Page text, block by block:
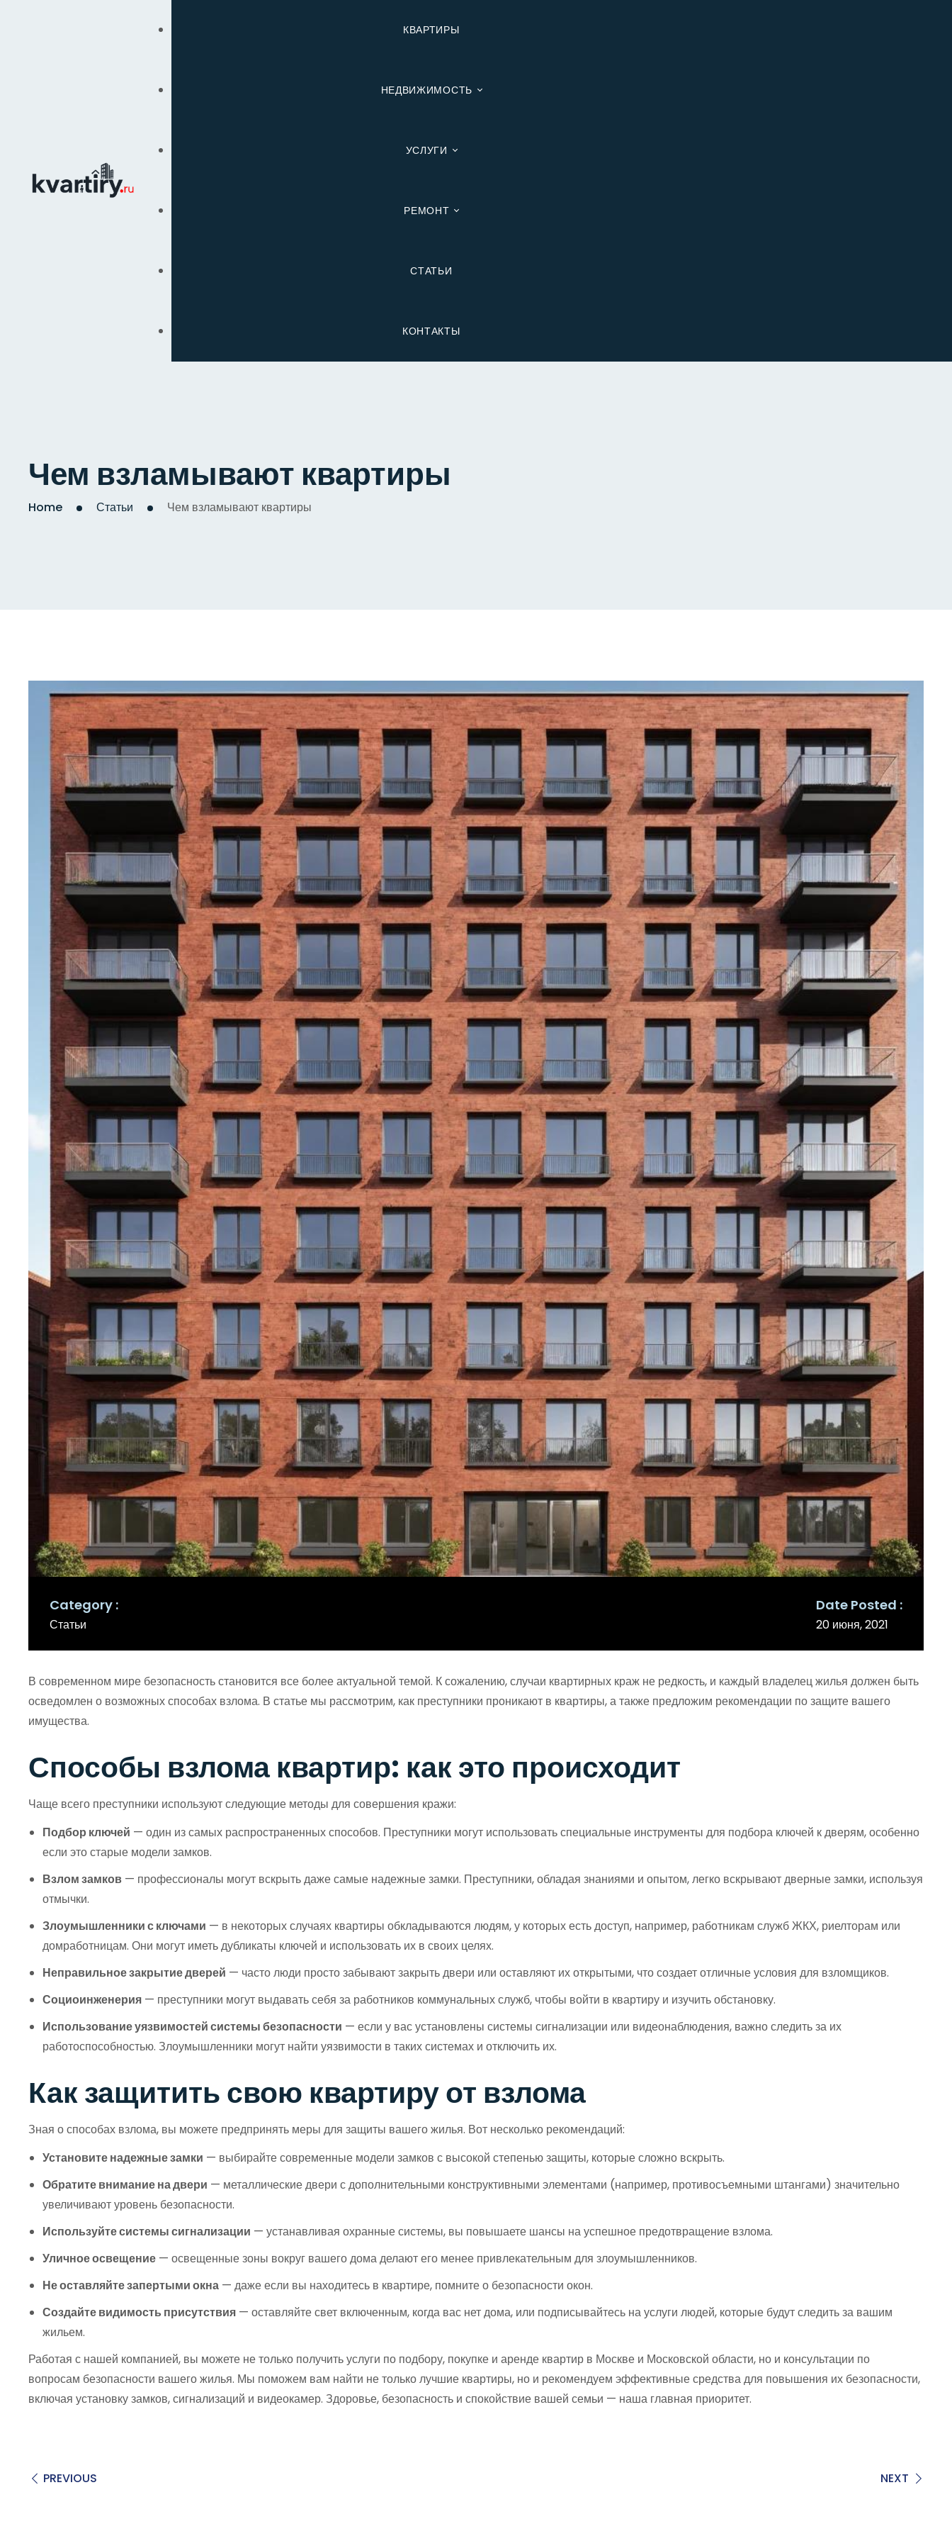
КВАРТИРЫ
НЕДВИЖИМОСТЬ
УСЛУГИ
РЕМОНТ
СТАТЬИ
КОНТАКТЫ
Чем взламывают квартиры
Home Статьи Чем взламывают квартиры
Category
Статьи
Date Posted
20 июня, 2021
В современном мире безопасность становится все более актуальной темой. К сожалению, случаи квартирных краж не редкость, и каждый владелец жилья должен быть
осведомлен о возможных способах взлома. В статье мы рассмотрим, как преступники проникают в квартиры, а также предложим рекомендации по защите вашего
имущества.
Способы взлома квартир: как это происходит
Чаще всего преступники используют следующие методы для совершения кражи:
Подбор ключей — один из самых распространенных способов. Преступники могут использовать специальные инструменты для подбора ключей к дверям, особенно
если это старые модели замков.
Взлом замков — профессионалы могут вскрыть даже самые надежные замки. Преступники, обладая знаниями и опытом, легко вскрывают дверные замки, используя
отмычки.
Злоумышленники с ключами — в некоторых случаях квартиры обкладываются людям, у которых есть доступ, например, работникам служб ЖКХ, риелторам или
домработницам. Они могут иметь дубликаты ключей и использовать их в своих целях.
Неправильное закрытие дверей — часто люди просто забывают закрыть двери или оставляют их открытыми, что создает отличные условия для взломщиков.
Социоинженерия — преступники могут выдавать себя за работников коммунальных служб, чтобы войти в квартиру и изучить обстановку.
Использование уязвимостей системы безопасности — если у вас установлены системы сигнализации или видеонаблюдения, важно следить за их
работоспособностью. Злоумышленники могут найти уязвимости в таких системах и отключить их.
Как защитить свою квартиру от взлома
Зная о способах взлома, вы можете предпринять меры для защиты вашего жилья. Вот несколько рекомендаций:
Установите надежные замки — выбирайте современные модели замков с высокой степенью защиты, которые сложно вскрыть.
Обратите внимание на двери — металлические двери с дополнительными конструктивными элементами (например, противосъемными штангами) значительно
увеличивают уровень безопасности.
Используйте системы сигнализации — устанавливая охранные системы, вы повышаете шансы на успешное предотвращение взлома.
Уличное освещение — освещенные зоны вокруг вашего дома делают его менее привлекательным для злоумышленников.
Не оставляйте запертыми окна — даже если вы находитесь в квартире, помните о безопасности окон.
Создайте видимость присутствия — оставляйте свет включенным, когда вас нет дома, или подписывайтесь на услуги людей, которые будут следить за вашим
жильем.
Работая с нашей компанией, вы можете не только получить услуги по подбору, покупке и аренде квартир в Москве и Московской области, но и консультации по
вопросам безопасности вашего жилья. Мы поможем вам найти не только лучшие квартиры, но и рекомендуем эффективные средства для повышения их безопасности,
включая установку замков, сигнализаций и видеокамер. Здоровье, безопасность и спокойствие вашей семьи — наша главная приоритет.
PREVIOUS NEXT